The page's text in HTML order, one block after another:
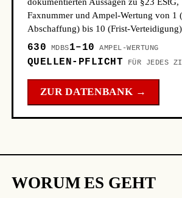
Faxnummer und Ampel-Wertung von 1
Abschaffung) bis 10 (Frist-
630 MDBS1–10 AMPEL-WERTUNG
QUELLEN-PFLICHT FÜR JEDES
ZUR DATENBANK →
WORUM ES GEHT